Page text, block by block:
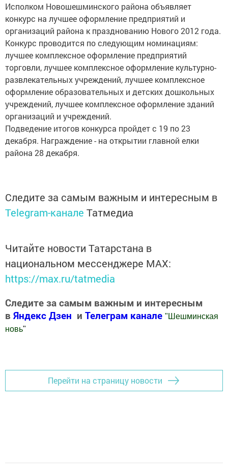
Исполком Новошешминского района объявляет
конкурс на лучшее оформление предприятий и
организаций района к празднованию Нового 2012 года.
Конкурс проводится по следующим номинациям:
лучшее комплексное оформление предприятий
торговли, лучшее комплексное оформление культурно-
развлекательных учреждений, лучшее комплексное
оформление образовательных и детских дошкольных
учреждений, лучшее комплексное оформление зданий
организаций и учреждений.
Подведение итогов конкурса пройдет с 19 по 23
декабря. Награждение - на открытии главной елки
района 28 декабря.
Следите за самым важным и интересным в
Telegram-канале Татмедиа
Читайте новости Татарстана в
национальном мессенджере MАХ:
https://max.ru/tatmedia
Следите за самым важным и интересным
в Яндекс Дзен и Телеграм канале " Шешминская
новь"
Перейти на страницу новости